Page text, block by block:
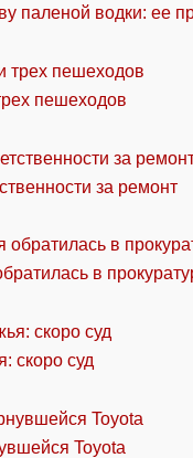
паленой водки: ее
пешеходов
за ремонт
в
скоро суд
Toyota